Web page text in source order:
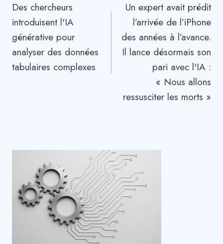
de
l’article
Des chercheurs
introduisent l'IA
générative pour
analyser des données
tabulaires complexes
Un expert avait prédit
l’arrivée de l’iPhone
des années à l’avance.
Il lance désormais son
pari avec l'IA :
« Nous allons
ressusciter les morts »